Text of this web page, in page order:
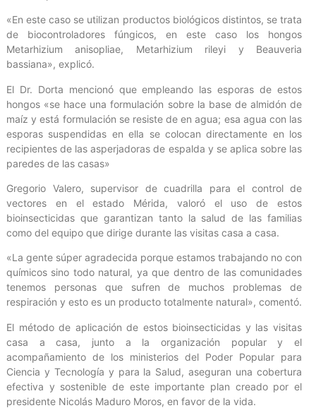
«En este caso se utilizan productos biológicos distintos, se trata
de biocontroladores fúngicos, en este caso los hongos
Metarhizium anisopliae, Metarhizium rileyi y Beauveria
bassiana», explicó.
El Dr. Dorta mencionó que empleando las esporas de estos
hongos «se hace una formulación sobre la base de almidón de
maíz y está formulación se resiste de en agua; esa agua con las
esporas suspendidas en ella se colocan directamente en los
recipientes de las asperjadoras de espalda y se aplica sobre las
paredes de las casas»
Gregorio Valero, supervisor de cuadrilla para el control de
vectores en el estado Mérida, valoró el uso de estos
bioinsecticidas que garantizan tanto la salud de las familias
como del equipo que dirige durante las visitas casa a casa.
«La gente súper agradecida porque estamos trabajando no con
químicos sino todo natural, ya que dentro de las comunidades
tenemos personas que sufren de muchos problemas de
respiración y esto es un producto totalmente natural», comentó.
El método de aplicación de estos bioinsecticidas y las visitas
casa a casa, junto a la organización popular y el
acompañamiento de los ministerios del Poder Popular para
Ciencia y Tecnología y para la Salud, aseguran una cobertura
efectiva y sostenible de este importante plan creado por el
presidente Nicolás Maduro Moros, en favor de la vida.